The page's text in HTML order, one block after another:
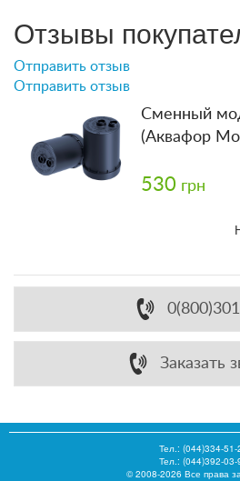
Отзывы
Отправить отзыв
Отправить отзыв
Сменный
(Аквафор
530 грн
Заказать
Тел.: (044)334-51-
Тел.: (044)392-03-
© 2008-2026 Все права